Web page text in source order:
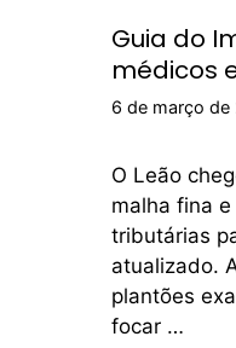
Guia do
médicos
6 de março de
O Leão
malha fina
tributárias
atualizado.
plantões
focar …